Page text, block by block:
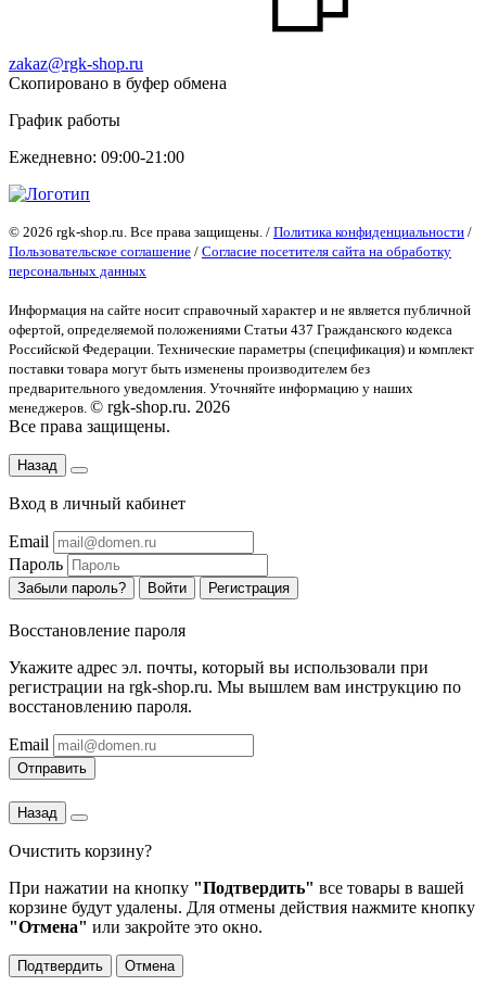
zakaz@rgk-shop.ru
Скопировано в буфер обмена
График работы
Ежедневно: 09:00-21:00
© 2026 rgk-shop.ru. Все права защищены. / Политика конфиденциальности /
Пользовательское соглашение / Согласие посетителя сайта на обработку
персональных данных
Информация на сайте носит справочный характер и не является публичной
офертой, определяемой положениями Статьи 437 Гражданского кодекса
Российской Федерации. Технические параметры (спецификация) и комплект
поставки товара могут быть изменены производителем без
предварительного уведомления. Уточняйте информацию у наших
менеджеров. © rgk-shop.ru. 2026
Все права защищены.
Назад
Вход в личный кабинет
Email
Пароль
Забыли пароль? Войти Регистрация
Восстановление пароля
Укажите адрес эл. почты, который вы использовали при
регистрации на rgk-shop.ru. Мы вышлем вам инструкцию по
восстановлению пароля.
Email
Отправить
Назад
Очистить корзину?
При нажатии на кнопку "Подтвердить" все товары в вашей
корзине будут удалены. Для отмены действия нажмите кнопку
"Отмена" или закройте это окно.
Подтвердить Отмена